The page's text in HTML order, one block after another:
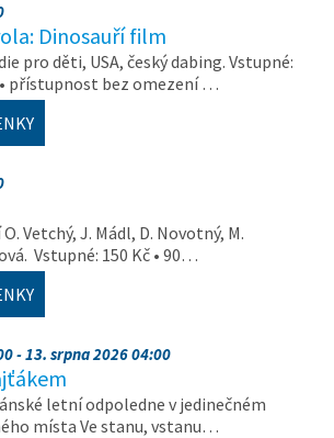
Dinosauří film
pro děti, USA, český dabing. Vstupné:
• přístupnost bez omezení …
Vetchý, J. Mádl, D. Novotný, M.
Vstupné: 150 Kč • 90…
- 13. srpna 2026 04:00
letní odpoledne v jedinečném
místa Ve stanu, vstanu…